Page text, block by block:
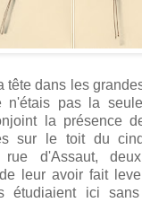
tête dans les
n'étais pas la
la présence
sur le toit du
d'Assaut,
leur avoir fait
étudiaient ici